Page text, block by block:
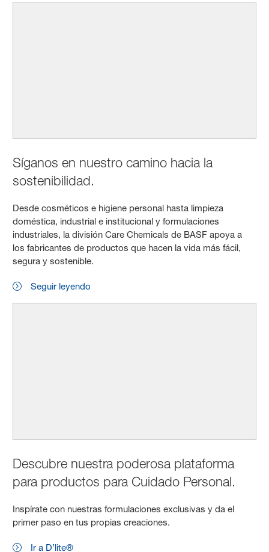
Síganos en nuestro camino hacia la
sostenibilidad.
Desde cosméticos e higiene personal hasta limpieza
doméstica, industrial e institucional y formulaciones
industriales, la división Care Chemicals de BASF apoya a
los fabricantes de productos que hacen la vida más fácil,
segura y sostenible.
Seguir leyendo
Descubre nuestra poderosa plataforma
para productos para Cuidado Personal.
Inspírate con nuestras formulaciones exclusivas y da el
primer paso en tus propias creaciones.
Ir a D’lite®